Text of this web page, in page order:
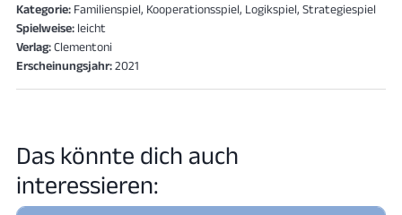
Kategorie: Familienspiel, Kooperationsspiel, Logikspiel, Strategiespiel
Spielweise: leicht
Verlag:Clementoni
Erscheinungsjahr:2021
Das könnte dich auch
interessieren: